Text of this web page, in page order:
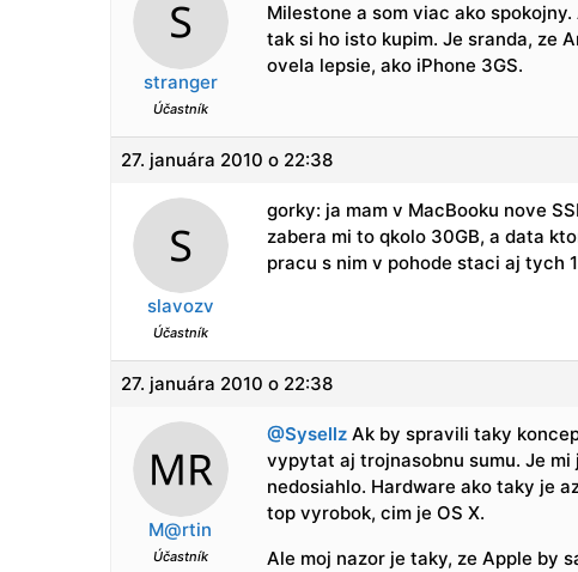
stranger
Účastník
Milestone a som viac ako
tak si ho isto kupim. Je sranda, ze
ovela lepsie, ako iPhone 3GS.
27. januára 2010 o 22:38
slavozv
Účastník
gorky: ja mam v MacBooku nove
zabera mi to qkolo 30GB, a data
pracu s nim v pohode staci aj tych
27. januára 2010 o 22:38
M@rtin
Účastník
@Sysellz Ak by spravili taky
vypytat aj trojnasobnu sumu. Je
nedosiahlo. Hardware ako taky je
top vyrobok, cim je OS X.
Ale moj nazor je taky, ze Apple by